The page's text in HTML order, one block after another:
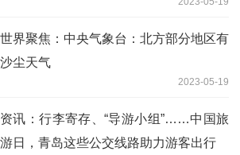
世界聚焦：中央气象台：北方部分地区有
沙尘天气
2023-05-19
资讯：行李寄存、“导游小组”……中国旅
游日，青岛这些公交线路助力游客出行